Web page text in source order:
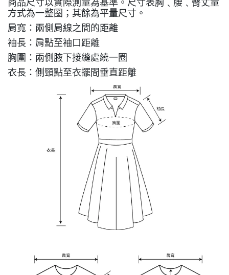
商品尺寸以實際測量為基準。尺寸表胸﹑腰﹑臀丈量
方式為一整圈；其餘為平量尺寸。
肩寬：兩側肩線之間的距離
袖長：肩點至袖口距離
胸圍：兩側腋下接縫處繞一圈
衣長：側頸點至衣擺間垂直距離